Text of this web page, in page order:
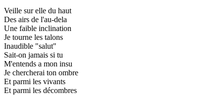
Veille sur elle du haut
Des airs de l'au-dela
Une faible inclination
Je tourne les talons
Inaudible "salut"
Sait-on jamais si tu
M'entends a mon insu
Je chercherai ton ombre
Et parmi les vivants
Et parmi les décombres